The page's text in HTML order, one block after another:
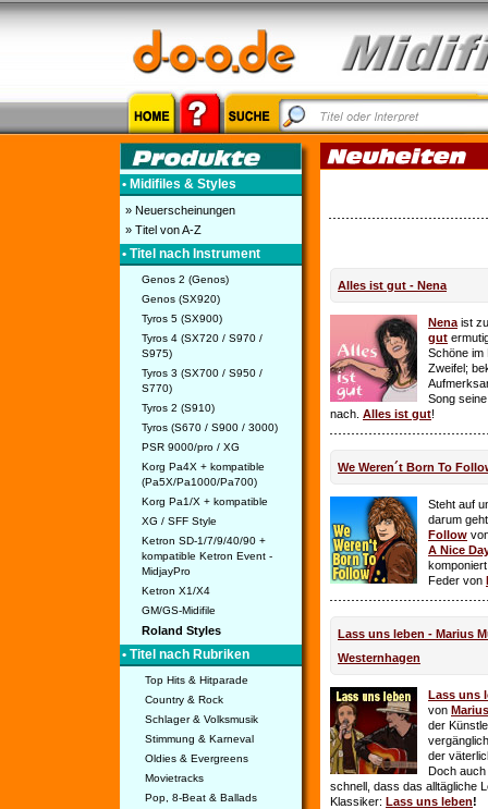
• Midifiles & Styles
» Neuerscheinungen
» Titel von A-Z
• Titel nach Instrument
Genos 2 (Genos)
Genos (SX920)
Tyros 5 (SX900)
Tyros 4 (SX720 / S970 /
S975)
Tyros 3 (SX700 / S950 /
S770)
Tyros 2 (S910)
Tyros (S670 / S900 / 3000)
PSR 9000/pro / XG
Korg Pa4X + kompatible
(Pa5X/Pa1000/Pa700)
Korg Pa1/X + kompatible
XG / SFF Style
Ketron SD-1/7/9/40/90 +
kompatible Ketron Event -
MidjayPro
Ketron X1/X4
GM/GS-Midifile
Roland Styles
• Titel nach Rubriken
Top Hits & Hitparade
Country & Rock
Schlager & Volksmusik
Stimmung & Karneval
Oldies & Evergreens
Movietracks
Pop, 8-Beat & Ballads
Alles ist gut - Nena
Nena ist
gut
Schöne im
Zweifel;
Song
nach. Alles ist gut!
We Weren´t Born To
Steht auf
darum
Follow
A Nice
Feder von
Lass uns leben - Marius
Westernhagen
Lass uns
von
der
der
Doch auch
schnell, dass das alltägliche
Klassiker: Lass uns leben!